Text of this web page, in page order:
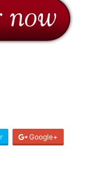
Google+